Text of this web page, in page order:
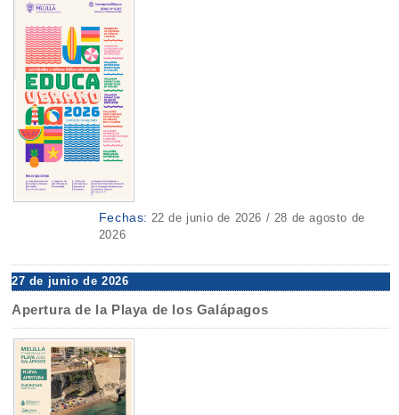
Fechas: 22 de junio de 2026 / 28 de agosto de
2026
27 de junio de 2026
Apertura de la Playa de los Galápagos